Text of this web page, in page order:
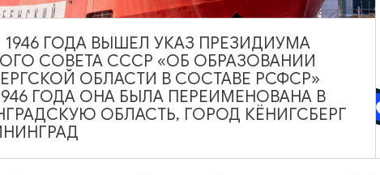
НА НАШЕМ САЙТЕ
1946 ГОДА ВЫШЕЛ УКАЗ ПРЕЗИДИУМА
СОВЕТА СССР «ОБ ОБРАЗОВАНИИ
ОБЛАСТИ В СОСТАВЕ РСФСР»
ГОДА ОНА БЫЛА ПЕРЕИМЕНОВАНА В
ОБЛАСТЬ, ГОРОД КЁНИГСБЕРГ